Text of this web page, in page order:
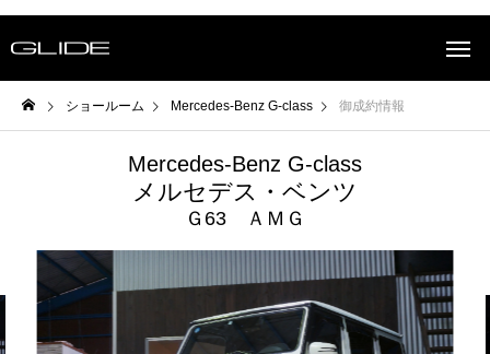
ショールーム Mercedes-Benz G-class 御成約情報
Mercedes-Benz G-class
メルセデス・ベンツ
Ｇ63 ＡＭＧ